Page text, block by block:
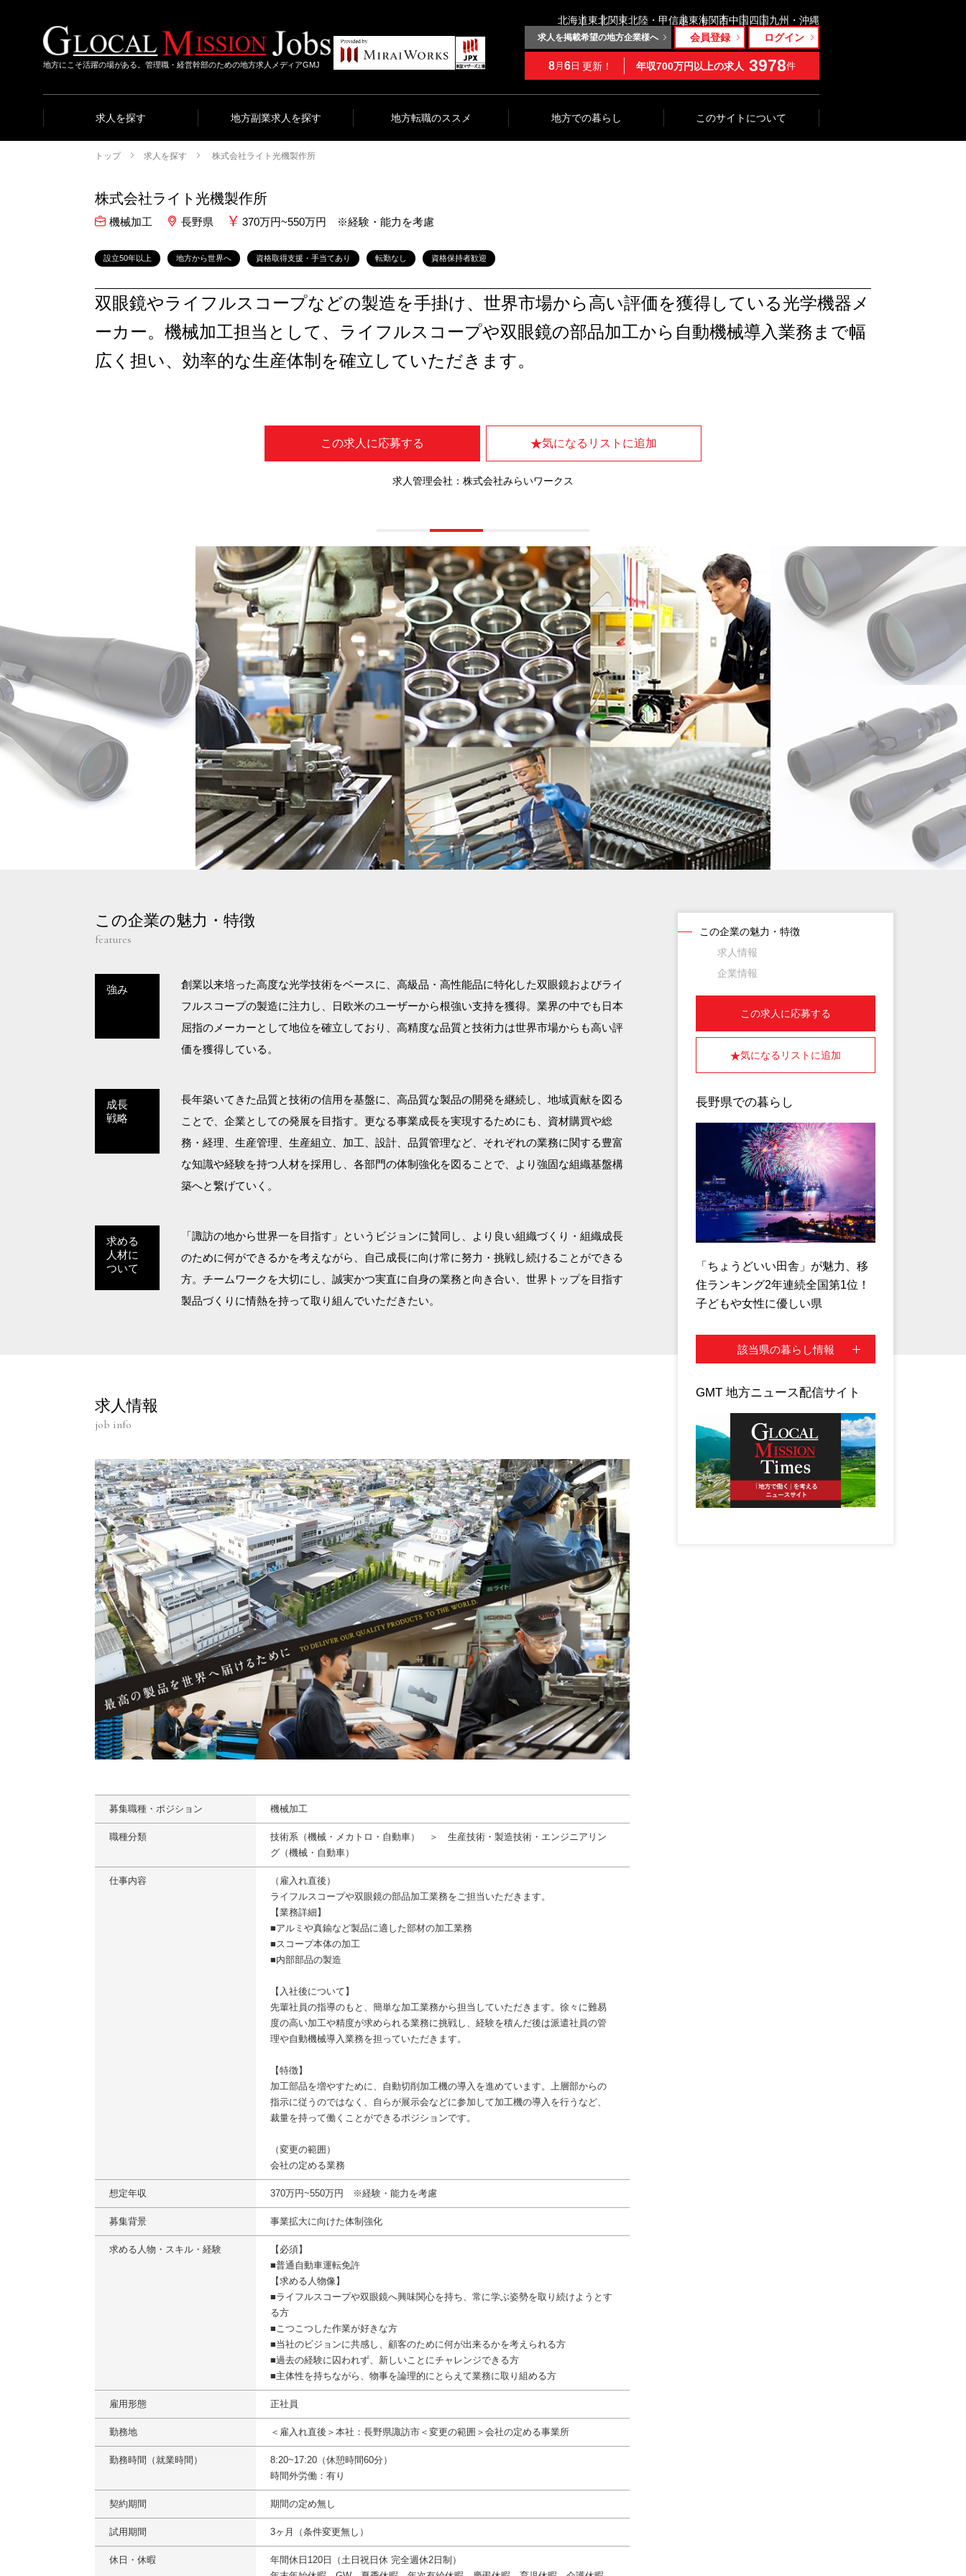
地方にこそ活躍の場がある。管理職・経営幹部のための地方求人メディアGMJ
北海道東北関東北陸・甲信越東海関西中国四国九州・沖縄
求人を掲載希望の地方企業様へ 会員登録 ログイン
8月 6日 更新！ 年収700万円以上の求人 3978件
求人を探す 地方副業求人を探す 地方転職のススメ 地方での暮らし このサイトについて
トップ 求人を探す 株式会社ライト光機製作所
株式会社ライト光機製作所
機械加工 長野県 370万円~550万円 ※経験・能力を考慮
設立50年以上 地方から世界へ 資格取得支援・手当てあり 転勤なし 資格保持者歓迎
双眼鏡やライフルスコープなどの製造を手掛け、世界市場から高い評価を獲得している光学機器メ
ーカー。機械加工担当として、ライフルスコープや双眼鏡の部品加工から自動機械導入業務まで幅
広く担い、効率的な生産体制を確立していただきます。
この求人に応募する 気になるリストに追加
求人管理会社：株式会社みらいワークス
この企業の魅力・特徴
features
強み
創業以来培った高度な光学技術をベースに、高級品・高性能品に特化した双眼鏡およびライ
フルスコープの製造に注力し、日欧米のユーザーから根強い支持を獲得。業界の中でも日本
屈指のメーカーとして地位を確立しており、高精度な品質と技術力は世界市場からも高い評
価を獲得している。
成長
戦略
長年築いてきた品質と技術の信用を基盤に、高品質な製品の開発を継続し、地域貢献を図る
ことで、企業としての発展を目指す。更なる事業成長を実現するためにも、資材購買や総
務・経理、生産管理、生産組立、加工、設計、品質管理など、それぞれの業務に関する豊富
な知識や経験を持つ人材を採用し、各部門の体制強化を図ることで、より強固な組織基盤構
築へと繋げていく。
求める
人材に
ついて
「諏訪の地から世界一を目指す」というビジョンに賛同し、より良い組織づくり・組織成長
のために何ができるかを考えながら、自己成長に向け常に努力・挑戦し続けることができる
方。チームワークを大切にし、誠実かつ実直に自身の業務と向き合い、世界トップを目指す
製品づくりに情熱を持って取り組んでいただきたい。
求人情報
job info
募集職種・ポジション 機械加工
職種分類
技術系（機械・メカトロ・自動車） ＞ 生産技術・製造技術・エンジニアリン
グ（機械・自動車）
仕事内容
（雇入れ直後）
ライフルスコープや双眼鏡の部品加工業務をご担当いただきます。
【業務詳細】
■アルミや真鍮など製品に適した部材の加工業務
■スコープ本体の加工
■内部部品の製造
【入社後について】
先輩社員の指導のもと、簡単な加工業務から担当していただきます。徐々に難易
度の高い加工や精度が求められる業務に挑戦し、経験を積んだ後は派遣社員の管
理や自動機械導入業務を担っていただきます。
【特徴】
加工部品を増やすために、自動切削加工機の導入を進めています。上層部からの
指示に従うのではなく、自らが展示会などに参加して加工機の導入を行うなど、
裁量を持って働くことができるポジションです。
（変更の範囲）
会社の定める業務
想定年収 370万円~550万円 ※経験・能力を考慮
募集背景 事業拡大に向けた体制強化
求める人物・スキル・経験
【必須】
■普通自動車運転免許
【求める人物像】
■ライフルスコープや双眼鏡へ興味関心を持ち、常に学ぶ姿勢を取り続けようとす
る方
■こつこつした作業が好きな方
■当社のビジョンに共感し、顧客のために何が出来るかを考えられる方
■過去の経験に囚われず、新しいことにチャレンジできる方
■主体性を持ちながら、物事を論理的にとらえて業務に取り組める方
雇用形態 正社員
勤務地 ＜雇入れ直後＞本社：長野県諏訪市＜変更の範囲＞会社の定める事業所
勤務時間（就業時間）
8:20~17:20（休憩時間60分）
時間外労働：有り
契約期間 期間の定め無し
試用期間 3ヶ月（条件変更無し）
休日・休暇
年間休日120日（土日祝日休 完全週休2日制）
この企業の魅力・特徴
求人情報
企業情報
この求人に応募する
気になるリストに追加
長野県での暮らし
「ちょうどいい田舎」が魅力、移
住ランキング2年連続全国第1位！
子どもや女性に優しい県
該当県の暮らし情報
GMT 地方ニュース配信サイト